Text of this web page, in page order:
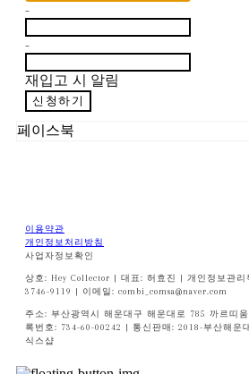
-
-
재입고 시 알림
신청하기
페이스북
이용약관
개인정보처리방침
사업자정보확인
상호: Hey Collector | 대표: 허효진 | 개인정보관
3746-9119 | 이메일: combi_comsa@naver.com
주소: 부산광역시 해운대구 해운대로 785 까르띠
록번호: 734-60-00242 | 통신판매: 2018-부산해운
식스샵